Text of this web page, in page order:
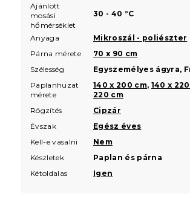
Ajánlott
mosási
hőmérséklet
30 - 40 °C
Anyaga
Mikroszál - poliészter
Párna mérete
70 x 90 cm
Szélesség
Egyszemélyes ágyra,
Paplanhuzat
mérete
140 x 200 cm, 140 x
220 cm
Rögzítés
Cipzár
Évszak
Egész éves
Kell-e vasalni
Nem
Készletek
Paplan és párna
Kétoldalas
Igen